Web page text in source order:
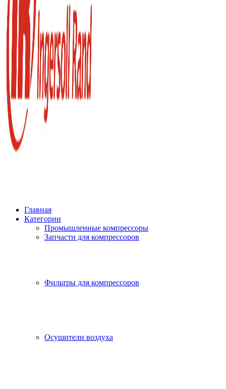
Главная
Категории
Промышленные компрессоры
Запчасти для компрессоров
Фильтры для компрессоров
Осушители воздуха